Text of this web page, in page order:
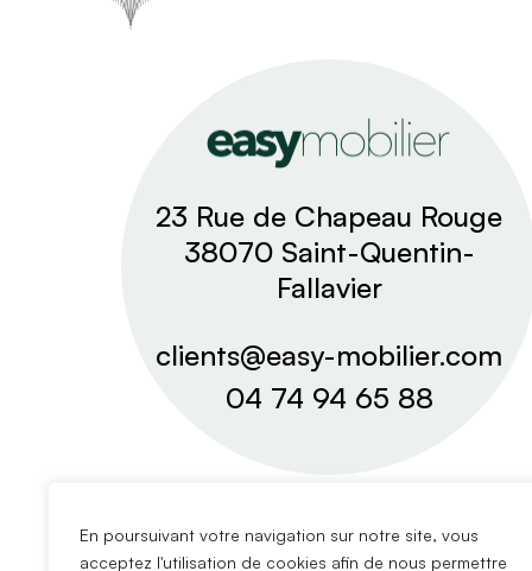
En poursuivant votre navigation sur notre site, vous
acceptez l'utilisation de cookies afin de nous permettre
23 Rue de Chapeau Rouge
38070 Saint-Quentin-
Fallavier
clients@easy-mobilier.com
04 74 94 65 88